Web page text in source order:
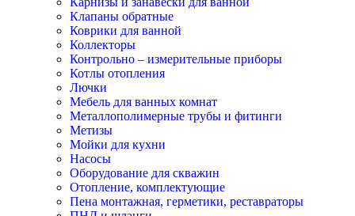
Клапаны обратные
Коврики для ванной
Коллекторы
Контрольно – измерительные приборы
Котлы отопления
Лючки
Мебель для ванных комнат
Металлополимерные трубы и фитинги
Метизы
Мойки для кухни
Насосы
Оборудование для скважин
Отопление, комплектующие
Пена монтажная, герметики, реставраторы